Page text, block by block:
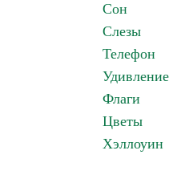
Сон
Слезы
Телефон
Удивление
Флаги
Цветы
Хэллоуин